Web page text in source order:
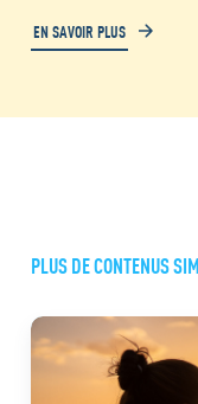
EN SAVOIR PLUS
PLUS DE CONTENUS